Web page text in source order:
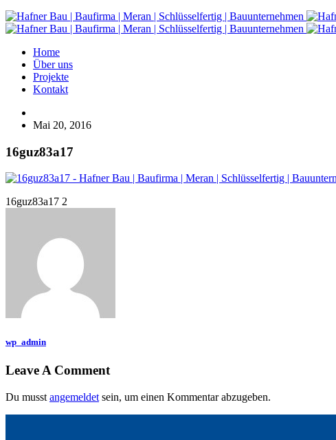
Home
Über uns
Projekte
Kontakt
Mai 20, 2016
16guz83a17
16guz83a17 2
wp_admin
Leave A Comment
Du musst angemeldet sein, um einen Kommentar abzugeben.